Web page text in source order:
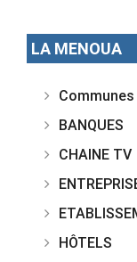
LA MENOUA
Communes
BANQUES
CHAINE TV
HÔTELS